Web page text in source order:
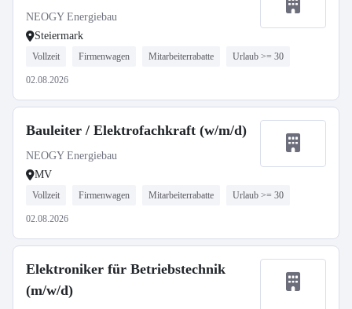
NEOGY Energiebau
Steiermark
Vollzeit Firmenwagen Mitarbeiterrabatte Urlaub >= 30
02.08.2026
Bauleiter / Elektrofachkraft (w/m/d)
NEOGY Energiebau
MV
Vollzeit Firmenwagen Mitarbeiterrabatte Urlaub >= 30
02.08.2026
Elektroniker für Betriebstechnik
(m/w/d)